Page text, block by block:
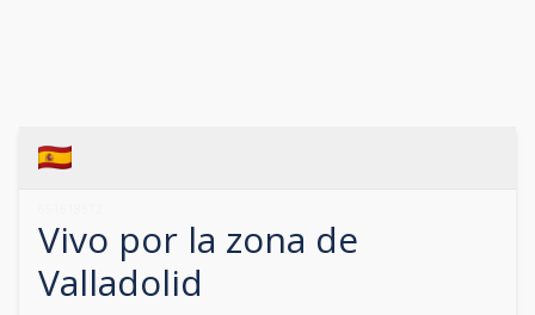
Vivo por la zona de
Valladolid